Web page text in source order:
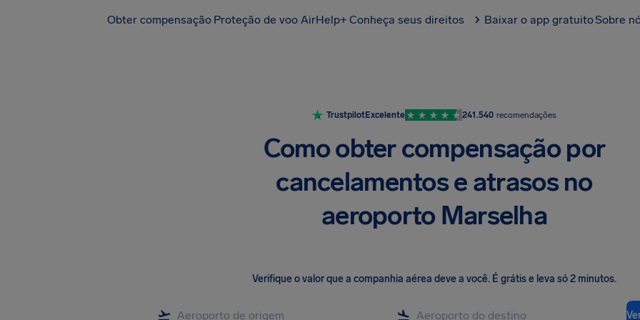
Obter compensação Proteção de voo AirHelp+ Conheça seus direitos Baixar o app gratuitoSobre
TrustpilotExcelente 241.540 recomendações
Como obter compensação por
cancelamentos e atrasos no
aeroporto Marselha
Verifique o valor que a companhia aérea deve a você. É grátis e leva só 2 minutos.